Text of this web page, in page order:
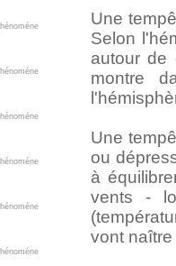
Une
Selon
autour de
montre
Une
ou
à
vents -
vont